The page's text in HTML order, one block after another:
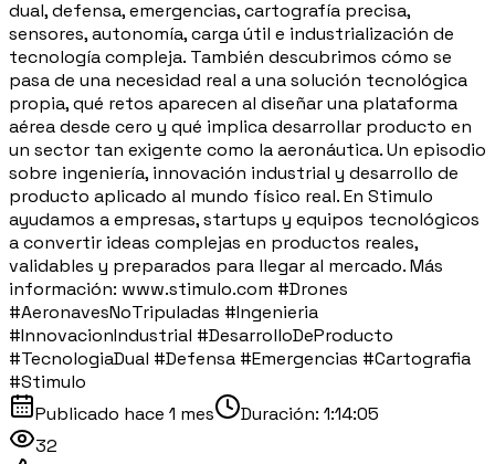
dual, defensa, emergencias, cartografía precisa,
sensores, autonomía, carga útil e industrialización de
tecnología compleja. También descubrimos cómo se
pasa de una necesidad real a una solución tecnológica
propia, qué retos aparecen al diseñar una plataforma
aérea desde cero y qué implica desarrollar producto en
un sector tan exigente como la aeronáutica. Un episodio
sobre ingeniería, innovación industrial y desarrollo de
producto aplicado al mundo físico real. En Stimulo
ayudamos a empresas, startups y equipos tecnológicos
a convertir ideas complejas en productos reales,
validables y preparados para llegar al mercado. Más
información: www.stimulo.com #Drones
#AeronavesNoTripuladas #Ingenieria
#InnovacionIndustrial #DesarrolloDeProducto
#TecnologiaDual #Defensa #Emergencias #Cartografia
#Stimulo
Publicado hace 1 mes Duración: 1:14:05
32